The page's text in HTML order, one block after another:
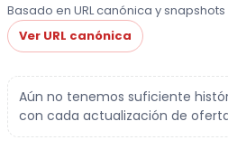
Basado en URL canónica y
Ver URL canónica
Aún no tenemos suficiente
con cada actualización de